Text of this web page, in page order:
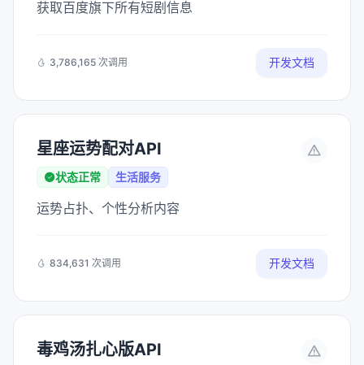
获取百度旗下所有短剧信息
3,786,165 次调用 开发文档
星座运势配对API
状态正常 生活服务
运势占扑、个性分析内容
834,631 次调用 开发文档
毒鸡汤扎心版API